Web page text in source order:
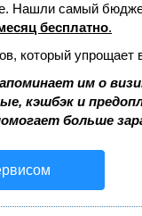
Нашли самый
бесплатно.
который упрощает
им о
кэшбэк и
больше